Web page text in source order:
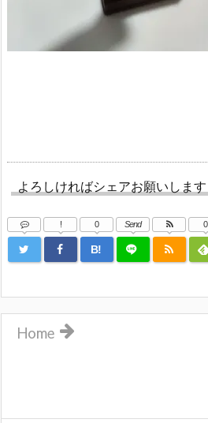
よろしければシェアお願いします
!
B!
0 Send 0
Home